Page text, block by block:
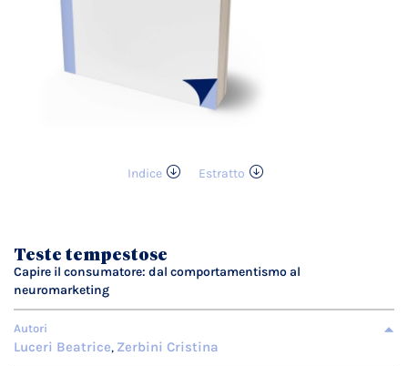
Indice
Estratto
galleria
di
immagini
Teste tempestose
Capire il consumatore: dal comportamentismo al
neuromarketing
Autori
Luceri Beatrice, Zerbini Cristina